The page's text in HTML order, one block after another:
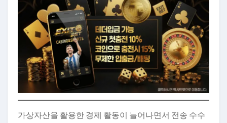
가상자산을 활용한 경제 활동이 늘어나면서 전송 수수